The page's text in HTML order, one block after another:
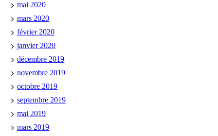
mai 2020
mars 2020
février 2020
janvier 2020
décembre 2019
novembre 2019
octobre 2019
septembre 2019
mai 2019
mars 2019